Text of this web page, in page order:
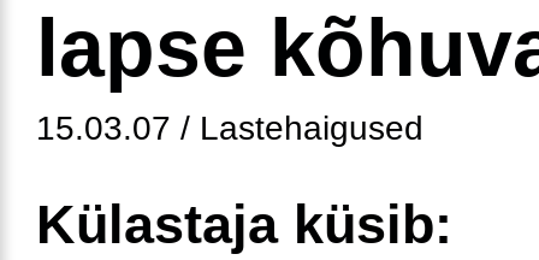
lapse
15.03.07 / Lastehaigused
Külastaja küsib: